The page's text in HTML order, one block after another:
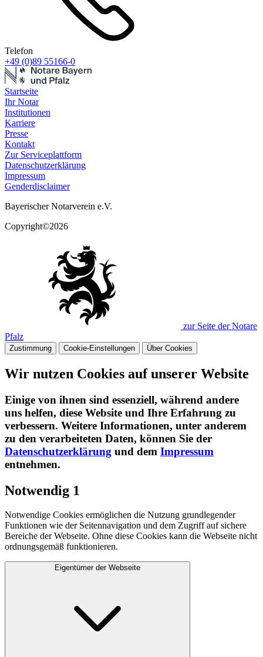
Telefon
+49 (0)89 55166-0
Startseite
Ihr Notar
Institutionen
Karriere
Presse
Kontakt
Zur Serviceplattform
Datenschutzerklärung
Impressum
Genderdisclaimer
Bayerischer Notarverein e.V.
Copyright©2026
zur Seite der Notare
Pfalz
Zustimmung Cookie-Einstellungen Über Cookies
Wir nutzen Cookies auf unserer Website
Einige von ihnen sind essenziell, während andere
uns helfen, diese Website und Ihre Erfahrung zu
verbessern. Weitere Informationen, unter anderem
zu den verarbeiteten Daten, können Sie der
Datenschutzerklärung und dem Impressum
entnehmen.​
Notwendig 1
Notwendige Cookies ermöglichen die Nutzung grundlegender
Funktionen wie der Seitennavigation und dem Zugriff auf sichere
Bereiche der Webseite. Ohne diese Cookies kann die Webseite nicht
ordnungsgemäß funktionieren.
Eigentümer der Webseite